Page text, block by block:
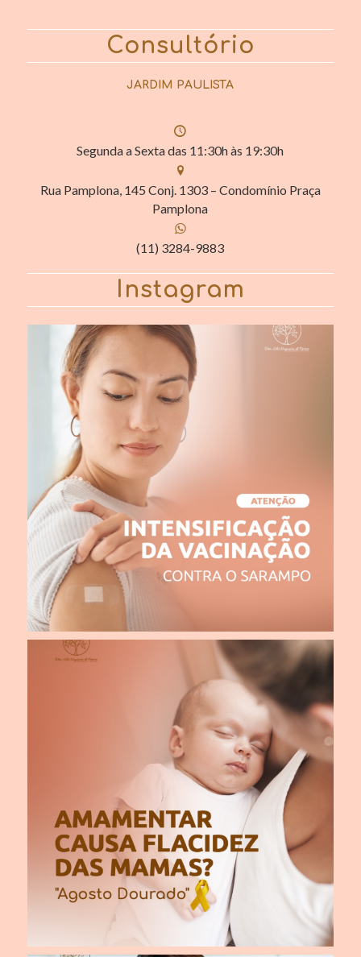
Consultório
JARDIM PAULISTA
Segunda a Sexta das 11:30h às 19:30h
Rua Pamplona, 145 Conj. 1303 – Condomínio Praça
Pamplona
(11) 3284-9883
Instagram